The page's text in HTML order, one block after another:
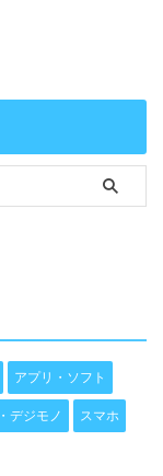
アプリ・ソフト
デジモノ スマホ